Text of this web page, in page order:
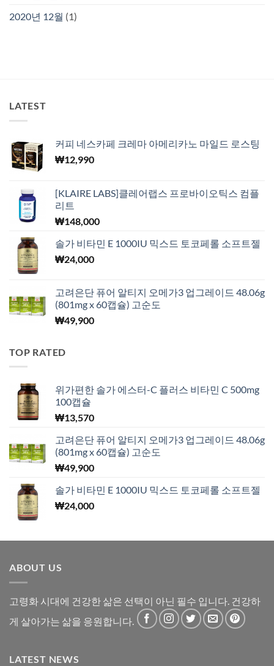
2020년 12월 (1)
LATEST
커피 네스카페 크레마 아메리카노 마일드 로스팅
₩12,990
[KLAIRE LABS]클레어랩스 프로바이오틱스 컴플
리트
₩148,000
솔가 비타민 E 1000IU 믹스드 토코페롤 소프트젤
₩24,000
고려은단 퓨어 알티지 오메가3 업그레이드 48.06g
(801mg x 60캡슐) 고순도
₩49,900
TOP RATED
위가편한 솔가 에스터-C 플러스 비타민 C 500mg
100캡슐
₩13,570
고려은단 퓨어 알티지 오메가3 업그레이드 48.06g
(801mg x 60캡슐) 고순도
₩49,900
솔가 비타민 E 1000IU 믹스드 토코페롤 소프트젤
₩24,000
ABOUT US
고령화 시대에 건강한 삶은 선택이 아닌 필수 입니다. 건강하
게 살아가는 삶을 응원합니다.
LATEST NEWS